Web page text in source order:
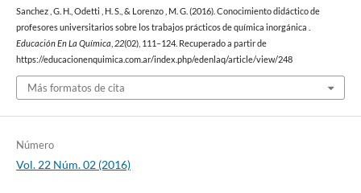
Sanchez , G. H., Odetti , H. S., & Lorenzo , M. G. (2016). Conocimiento didáctico de
profesores universitarios sobre los trabajos prácticos de química inorgánica .
Educación En La Química 22(02), 111–124. Recuperado a partir de
https://educacionenquimica.com.ar/index.php/edenlaq/article/view/248
Más formatos de cita
Número
Vol. 22 Núm. 02 (2016)